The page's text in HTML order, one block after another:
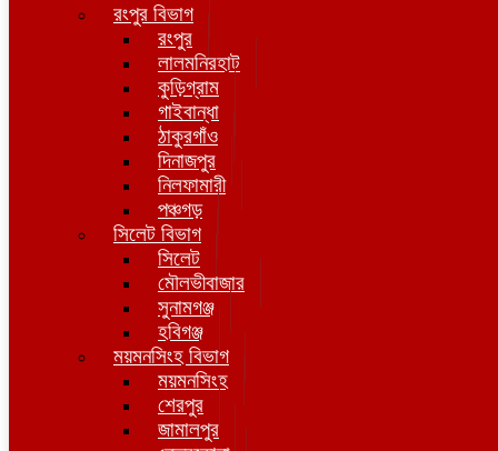
রংপুর বিভাগ
রংপুর
লালমনিরহাট
কুড়িগ্রাম
গাইবান্ধা
ঠাকুরগাঁও
দিনাজপুর
নিলফামারী
পঞ্চগড়
সিলেট বিভাগ
সিলেট
মৌলভীবাজার
সুনামগঞ্জ
হবিগঞ্জ
ময়মনসিংহ বিভাগ
ময়মনসিংহ
শেরপুর
জামালপুর